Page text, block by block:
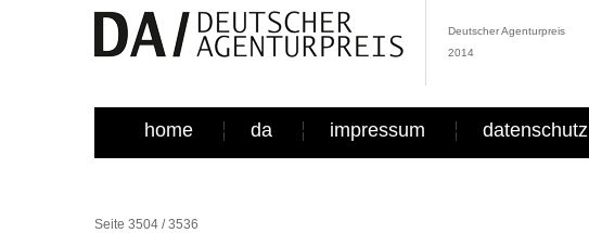
Deutscher Agenturpreis
2014
home da impressum datenschutz
Seite 3504 / 3536